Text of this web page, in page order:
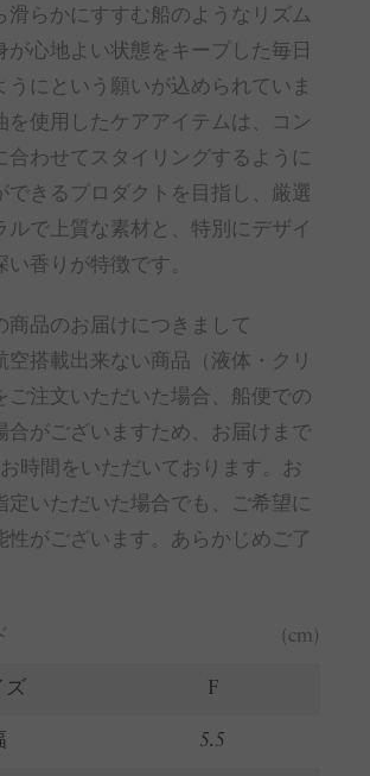
滑らかにすすむ船のようなリズム
が心地よい状態をキープした毎日
うにという願いが込められていま
を使用したケアアイテムは、コン
合わせてスタイリングするように
できるプロダクトを目指し、厳選
ルで上質な素材と、特別にデザイ
い香りが特徴です。
商品のお届けにつきまして
空搭載出来ない商品（液体・クリ
ご注文いただいた場合、船便での
合がございますため、お届けまで
時間をいただいております。お
定いただいた場合でも、ご希望に
性がございます。あらかじめご了
(cm)
ズ F
5.5